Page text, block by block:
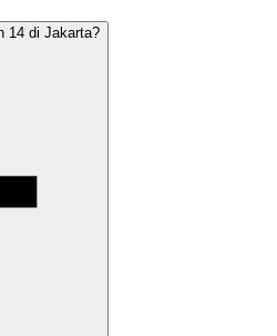
14 di Jakarta?